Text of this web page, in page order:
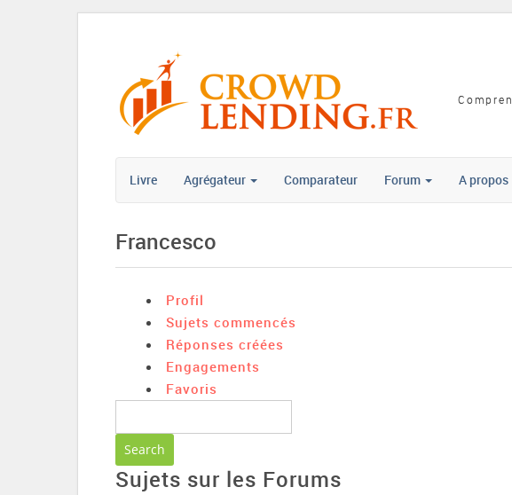
Livre Agrégateur Comparateur Forum A propos
Francesco
Profil
Sujets commencés
Réponses créées
Engagements
Favoris
Sujets sur les Forums